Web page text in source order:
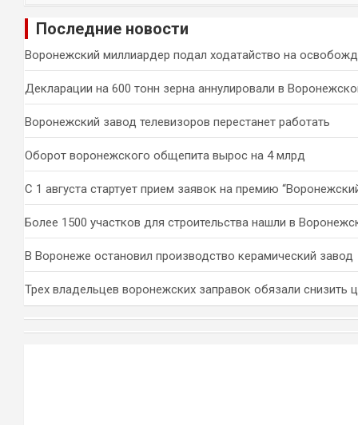
и
Последние новости
Воронежский миллиардер подал ходатайство на
Декларации на 600 тонн зерна аннулировали в
Воронежский завод телевизоров перестанет работать
Оборот воронежского общепита вырос на 4 млрд
С 1 августа стартует прием заявок на премию
Более 1500 участков для строительства нашли в
В Воронеже остановил производство керамический завод
Трех владельцев воронежских заправок обязали снизить